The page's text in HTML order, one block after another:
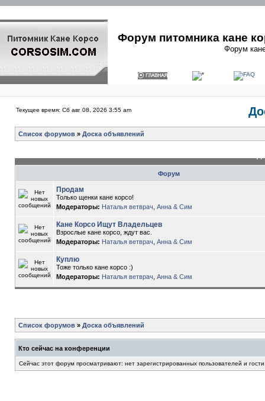
Форум питомника кане
Форум
Текущее время: Сб авг 08, 2026 3:55 am
Список форумов » Доска объявлений
Форум
Продам
Только щенки кане корсо!
Модераторы: Наталья ветврач Анна & Сим
Кане Корсо Ищут Владельцев
Взрослые кане корсо, ждут вас.
Модераторы: Наталья ветврач Анна & Сим
Куплю
Тоже только кане корсо :)
Модераторы: Наталья ветврач Анна & Сим
Список форумов » Доска объявлений
Кто сейчас на конференции
Сейчас этот форум просматривают: нет зарегистрированных пользователей и